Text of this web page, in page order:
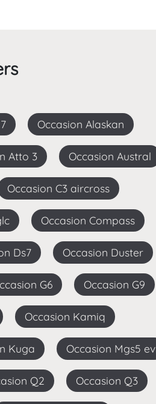
Occasion Alaskan
Atto 3 Occasion Austral
Occasion C3 aircross
Occasion Compass
Ds7 Occasion Duster
Occasion G6 Occasion G9
Occasion Kamiq
Kuga Occasion Mgs5 ev
Q2 Occasion Q3